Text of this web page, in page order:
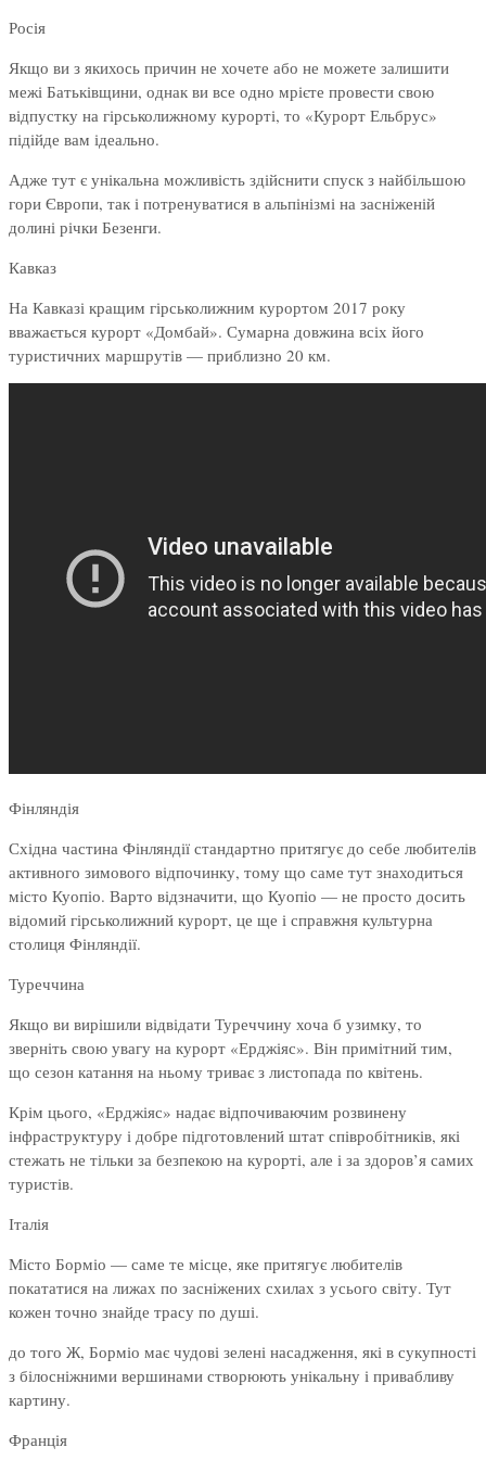
Росія
Якщо ви з якихось причин не хочете або не можете залишити
межі Батьківщини, однак ви все одно мрієте провести свою
відпустку на гірськолижному курорті, то «Курорт Ельбрус»
підійде вам ідеально.
Адже тут є унікальна можливість здійснити спуск з найбільшою
гори Європи, так і потренуватися в альпінізмі на засніженій
долині річки Безенги.
Кавказ
На Кавказі кращим гірськолижним курортом 2017 року
вважається курорт «Домбай». Сумарна довжина всіх його
туристичних маршрутів — приблизно 20 км.
Фінляндія
Східна частина Фінляндії стандартно притягує до себе любителів
активного зимового відпочинку, тому що саме тут знаходиться
місто Куопіо. Варто відзначити, що Куопіо — не просто досить
відомий гірськолижний курорт, це ще і справжня культурна
столиця Фінляндії.
Туреччина
Якщо ви вирішили відвідати Туреччину хоча б узимку, то
зверніть свою увагу на курорт «Ерджіяс». Він примітний тим,
що сезон катання на ньому триває з листопада по квітень.
Крім цього, «Ерджіяс» надає відпочиваючим розвинену
інфраструктуру і добре підготовлений штат співробітників, які
стежать не тільки за безпекою на курорті, але і за здоров’я самих
туристів.
Італія
Місто Борміо — саме те місце, яке притягує любителів
покататися на лижах по засніжених схилах з усього світу. Тут
кожен точно знайде трасу по душі.
до того Ж, Борміо має чудові зелені насадження, які в сукупності
з білосніжними вершинами створюють унікальну і привабливу
картину.
Франція